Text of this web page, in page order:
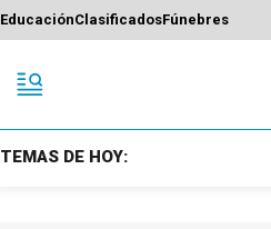
EducaciónClasificadosFúnebres
TEMAS DE HOY: